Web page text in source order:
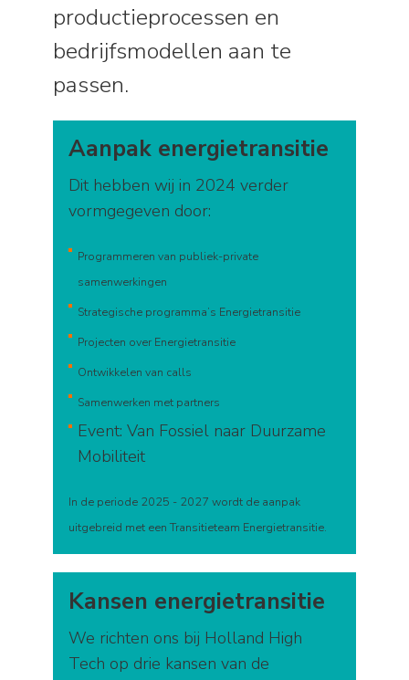
productieprocessen en
bedrijfsmodellen aan te
passen.
Aanpak energietransitie
Dit hebben wij in 2024 verder
vormgegeven door:
Programmeren van publiek-private
samenwerkingen
Strategische programma’s Energietransitie
Projecten over Energietransitie
Ontwikkelen van calls
Samenwerken met partners
Event: Van Fossiel naar Duurzame
Mobiliteit
In de periode 2025 - 2027 wordt de aanpak
uitgebreid met een Transitieteam Energietransitie.
Kansen energietransitie
We richten ons bij Holland High
Tech op drie kansen van de